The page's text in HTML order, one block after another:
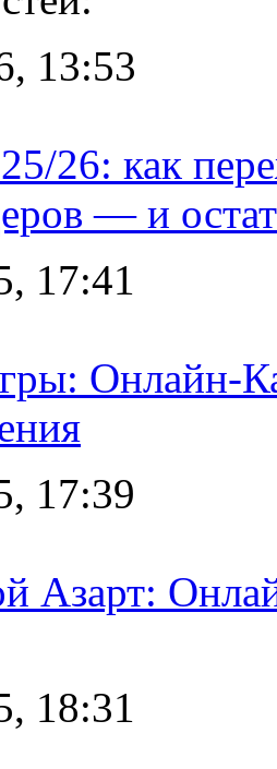
13:53
26: как
— и
17:41
Онлайн-
17:39
Азарт:
18:31